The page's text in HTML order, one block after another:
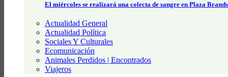
El miércoles se realizará una colecta de sangre en Plaza
Actualidad General
Actualidad Política
Sociales Y Culturales
Ecomunicación
Animales Perdidos | Encontrados
Viajeros